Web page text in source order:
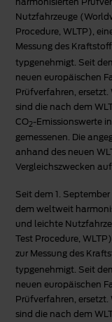
Nutzfahrzeuge
Procedure, WLTP),
Messung des
typgenehmigt. Seit
neuen europäischen
Prüfverfahren, ersetzt.
sind die nach dem
CO2-Emissionswerte
gemessenen. Die
anhand des neuen
Vergleichszwecken
Seit dem 1.
dem weltweit
und leichte
Test Procedure,
zur Messung des
typgenehmigt. Seit
neuen europäischen
Prüfverfahren, ersetzt.
sind die nach dem